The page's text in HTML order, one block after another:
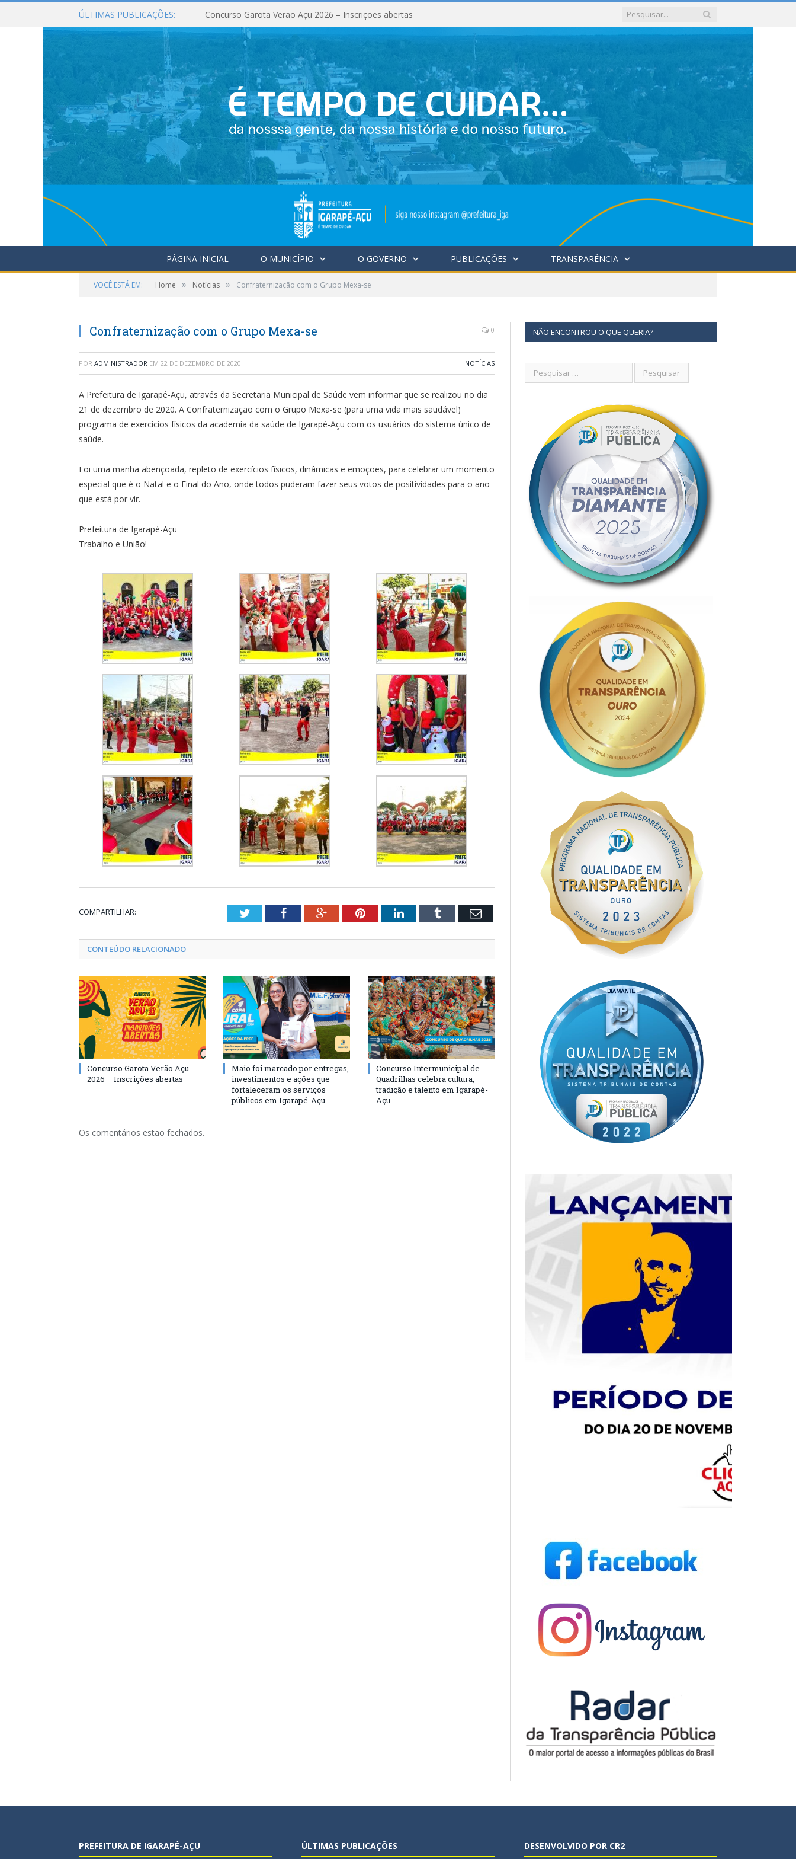
ÚLTIMAS PUBLICAÇÕES: Concurso Garota Verão Açu 2026 – Inscrições abertas
PÁGINA INICIAL O MUNICÍPIO O GOVERNO PUBLICAÇÕES TRANSPARÊNCIA
VOCÊ ESTÁ EM: Home » Notícias » Confraternização com o Grupo Mexa-se
Confraternização com o Grupo Mexa-se 0
POR ADMINISTRADOR EM 22 DE DEZEMBRO DE 2020 NOTÍCIAS
A Prefeitura de Igarapé-Açu, através da Secretaria Municipal de Saúde vem informar que se realizou no dia
21 de dezembro de 2020. A Confraternização com o Grupo Mexa-se (para uma vida mais saudável)
programa de exercícios físicos da academia da saúde de Igarapé-Açu com os usuários do sistema único de
saúde.
Foi uma manhã abençoada, repleto de exercícios físicos, dinâmicas e emoções, para celebrar um momento
especial que é o Natal e o Final do Ano, onde todos puderam fazer seus votos de positividades para o ano
que está por vir.
Prefeitura de Igarapé-Açu
Trabalho e União!
COMPARTILHAR: TwitterFacebookGoogle+PinterestLinkedInTumblr Email
CONTEÚDO RELACIONADO
Concurso Garota Verão Açu
2026 – Inscrições abertas
Maio foi marcado por entregas,
investimentos e ações que
fortaleceram os serviços
públicos em Igarapé-Açu
Concurso Intermunicipal de
Quadrilhas celebra cultura,
tradição e talento em Igarapé-
Açu
Os comentários estão fechados.
NÃO ENCONTROU O QUE QUERIA?
PREFEITURA DE IGARAPÉ-AÇU ÚLTIMAS PUBLICAÇÕES DESENVOLVIDO POR CR2